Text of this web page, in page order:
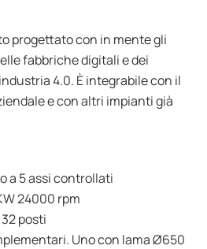
progettato con in mente gli
fabbriche digitali e dei
4.0. È integrabile con il
e con altri impianti già
a 5 assi controllati
24000 rpm
posti
Uno con lama Ø650